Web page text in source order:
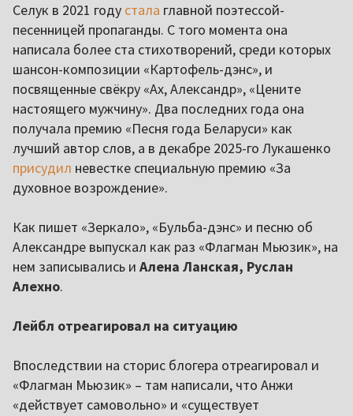
Селук в 2021 году стала главной поэтессой-
песенницей пропаганды. С того момента она
написала более ста стихотворений, среди которых
шансон-композиции «Картофель-дэнс», и
посвященные свёкру «Ах, Александр», «Цените
настоящего мужчину». Два последних года она
получала премию «Песня года Беларуси» как
лучший автор слов, а в декабре 2025-го Лукашенко
присудил невестке специальную премию «За
духовное возрождение».
Как пишет «Зеркало», «Бульба-дэнс» и песню об
Александре выпускал как раз «Флагман Мьюзик», на
нем записывались и Алена Ланская, Руслан
Алехно.
Лейбл отреагировал на ситуацию
Впоследствии на сторис блогера отреагировал и
«Флагман Мьюзик» – там написали, что Анжи
«действует самовольно» и «существует